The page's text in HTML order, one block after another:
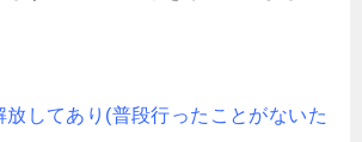
してあり(普段行ったことがないた